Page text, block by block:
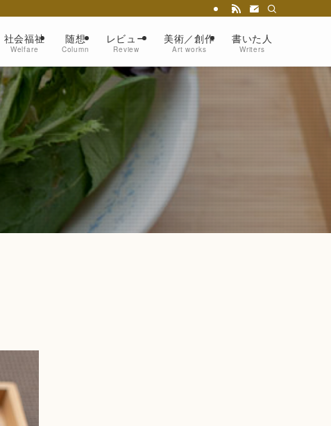
社会福祉
Welfare
随想
Column
レビュー
Review
美術／創作
Art works
書いた人
Writers